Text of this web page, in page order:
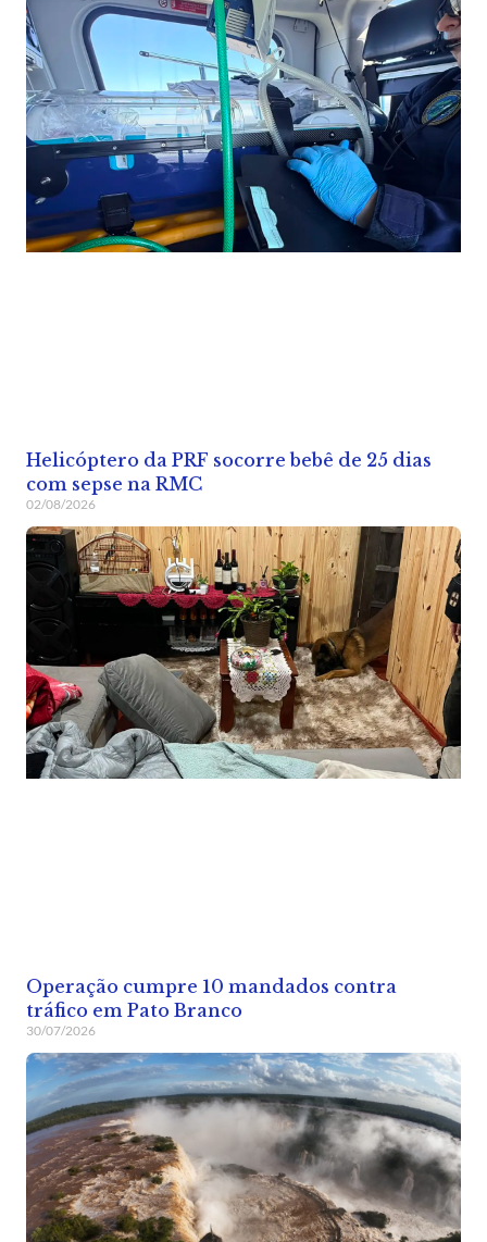
Helicóptero da PRF socorre bebê de 25 dias
com sepse na RMC
02/08/2026
Operação cumpre 10 mandados contra
tráfico em Pato Branco
30/07/2026